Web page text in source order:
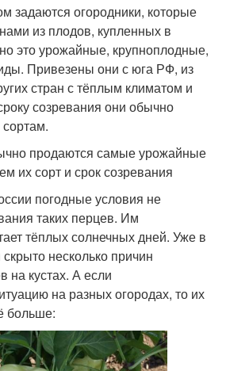
задаются огородники, которые
из плодов, купленных в
это урожайные, крупноплодные,
Привезены они с юга РФ, из
стран с тёплым климатом и
созревания они обычно
продаются самые урожайные
их сорт и срок созревания
погодные условия не
таких перцев. Им
тёплых солнечных дней. Уже в
несколько причин
на кустах. А если
на разных огородах, то их
больше: